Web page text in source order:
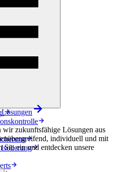
wir zukunftsfähige Lösungen aus
individuell und mit
Sie ein und entdecken unsere